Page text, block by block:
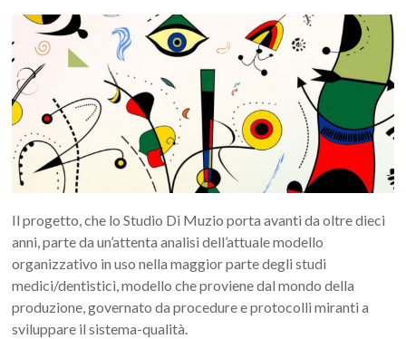
Il progetto, che lo Studio Di Muzio porta avanti da oltre dieci
anni, parte da un’attenta analisi dell’attuale modello
organizzativo in uso nella maggior parte degli studi
medici/dentistici, modello che proviene dal mondo della
produzione, governato da procedure e protocolli miranti a
sviluppare il sistema-qualità.